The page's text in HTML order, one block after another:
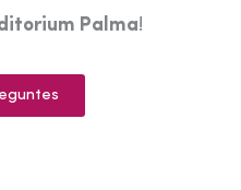
Palma!